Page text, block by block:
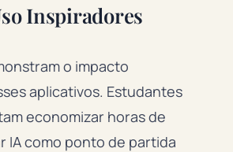
Inspiradores
o impacto
aplicativos. Estudantes
economizar horas de
IA como ponto de partida